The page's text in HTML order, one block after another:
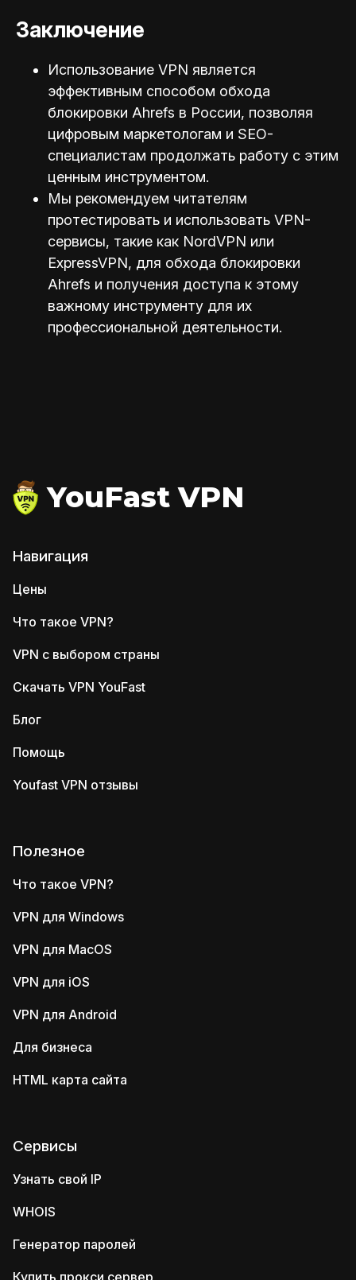
Заключение
Использование VPN является
эффективным способом обхода
блокировки Ahrefs в России, позволяя
цифровым маркетологам и SEO-
специалистам продолжать работу с этим
ценным инструментом.
Мы рекомендуем читателям
протестировать и использовать VPN-
сервисы, такие как NordVPN или
ExpressVPN, для обхода блокировки
Ahrefs и получения доступа к этому
важному инструменту для их
профессиональной деятельности.
YouFast VPN
Навигация
Цены
Что такое VPN?
VPN с выбором страны
Скачать VPN YouFast
Блог
Помощь
Youfast VPN отзывы
Полезное
Что такое VPN?
VPN для Windows
VPN для MacOS
VPN для iOS
VPN для Android
Для бизнеса
HTML карта сайта
Сервисы
Узнать свой IP
WHOIS
Генератор паролей
Купить прокси сервер